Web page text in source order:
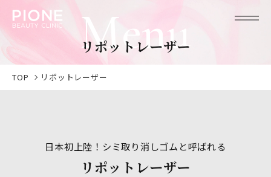
リポッ トレーザー
Menu
TOP リポットレーザー
日本初上陸！シミ取り消しゴムと呼ばれる
リポットレーザー